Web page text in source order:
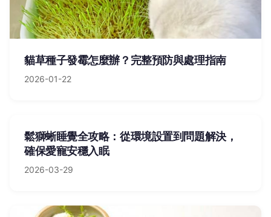
貓草種子發霉怎麼辦？完整預防與處理指南
2026-01-22
鬆獅蜥睡覺全攻略：從環境設置到問題解決，
確保愛寵安穩入眠
2026-03-29